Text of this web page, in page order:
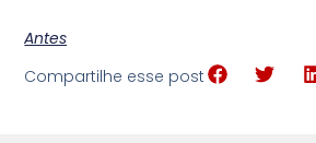
Antes
Compartilhe esse post